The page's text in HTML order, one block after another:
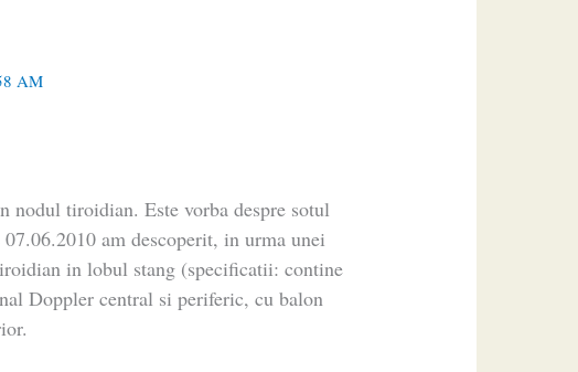
AM
nodul tiroidian. Este vorba despre sotul
am descoperit, in urma unei
in lobul stang (specificatii: contine
Doppler central si periferic, cu balon